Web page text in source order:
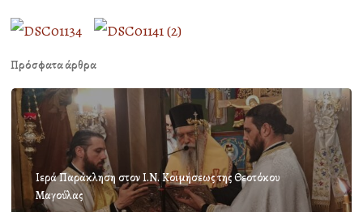
Πρόσφατα άρθρα
Ιερά Παράκληση στον Ι.Ν. Κοιμήσεως της Θεοτόκου
Μαγούλας